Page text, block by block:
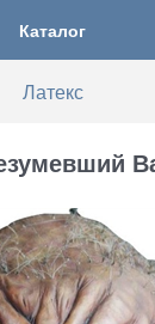
Каталог
Латекс